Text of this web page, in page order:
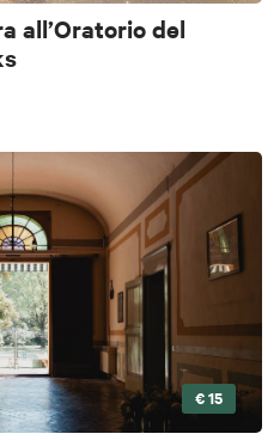
all’Oratorio del
€ 15